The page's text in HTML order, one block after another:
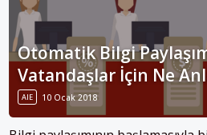
Otomatik Bilgi
Vatandaşlar İçin Ne
AIE 10 Ocak 2018